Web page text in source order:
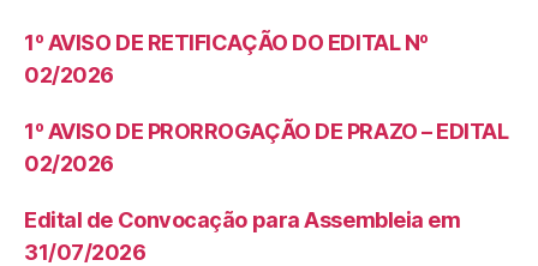
1º AVISO DE RETIFICAÇÃO DO EDITAL Nº
02/2026
1º AVISO DE PRORROGAÇÃO DE PRAZO – EDITAL
02/2026
Edital de Convocação para Assembleia em
31/07/2026